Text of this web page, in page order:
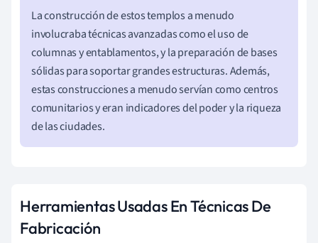
La construcción de estos templos a menudo
involucraba técnicas avanzadas como el uso de
columnas y entablamentos, y la preparación de bases
sólidas para soportar grandes estructuras. Además,
estas construcciones a menudo servían como centros
comunitarios y eran indicadores del poder y la riqueza
de las ciudades.
Herramientas Usadas En Técnicas De
Fabricación